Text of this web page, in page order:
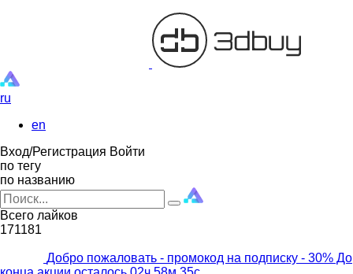
ru
en
Вход/Регистрация Войти
по тегу
по названию
Всего лайков
171181
Добро пожаловать - промокод на подписку - 30% До